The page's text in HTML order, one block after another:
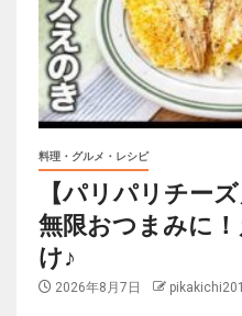
料理・グルメ・レシピ
【パリパリチー
無限おつまみに
け♪
2026年8月7日